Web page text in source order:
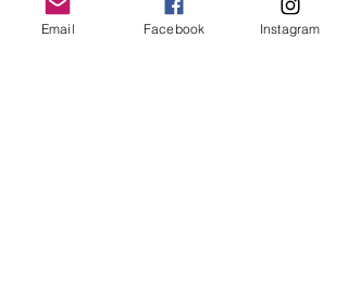
CAPOEIRAを見せて欲しい！
Email Facebook Instagram